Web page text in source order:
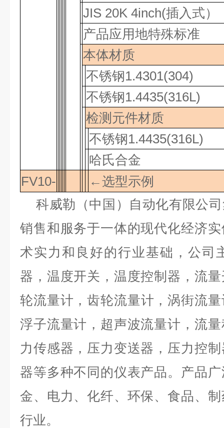
JIS 20K 4inch(插入式）
产品应用地特殊标准
本体材质
不锈钢1.4301(304)
不锈钢1.4435(316L)
检测元件材质
不锈钢1.4435(316L)
哈氏合金
FV10-
←选型示例
科威勒（中国）自动化有限公
销售和服务于一体的现代化经济
术实力和良好的行业基础，公司
器，温度开关，温度控制器，流
轮流量计，齿轮流量计，涡街流
浮子流量计，超声波流量计，流
力传感器，压力变送器，压力控
器等多种不同的仪表产品。产品
金、电力、化纤、环保、食品、
行业。